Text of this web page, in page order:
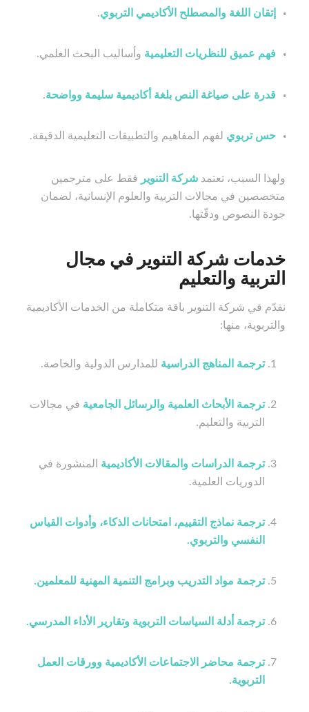
إتقان اللغة والمصطلح الأكاديمي التربوي.
فهم عميق للنظريات التعليمية وأساليب البحث العلمي.
قدرة على صياغة النص بلغة أكاديمية سليمة وواضحة.
حس تربوي لفهم المفاهيم والتطبيقات التعليمية الدقيقة.
ولهذا السبب، تعتمد شركة التنوير فقط على مترجمين
متخصصين في مجالات التربية والعلوم الإنسانية، لضمان
جودة النصوص ودقّتها.
خدمات شركة التنوير في مجال
التربية والتعليم
نقدّم في شركة التنوير باقة متكاملة من الخدمات الأكاديمية
والتربوية، منها:
ترجمة المناهج الدراسية للمدارس الدولية والخاصة.
ترجمة الأبحاث العلمية والرسائل الجامعية في مجالات
التربية والتعليم.
ترجمة الدراسات والمقالات الأكاديمية المنشورة في
الدوريات العلمية.
ترجمة نماذج التقييم، امتحانات الذكاء، وأدوات القياس
النفسي والتربوي.
ترجمة مواد التدريب وبرامج التنمية المهنية للمعلمين.
ترجمة أدلة السياسات التربوية وتقارير الأداء المدرسي.
ترجمة محاضر الاجتماعات الأكاديمية وورقات العمل
التربوية.